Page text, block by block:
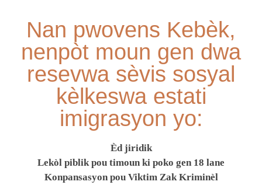
Nan pwovens Kebèk,
nenpòt moun gen dwa
resevwa sèvis sosyal
kèlkeswa estati
imigrasyon yo:
Èd jiridik
Lekòl piblik pou timoun ki poko gen 18 lane
Konpansasyon pou Viktim Zak Kriminèl